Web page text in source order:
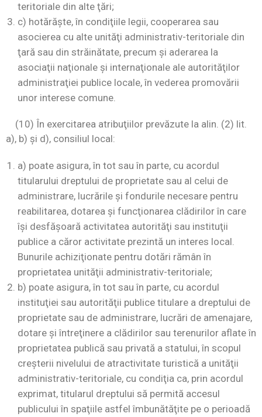
teritoriale din alte ţări;
c) hotărăşte, în condiţiile legii, cooperarea sau
asocierea cu alte unităţi administrativ-teritoriale din
ţară sau din străinătate, precum şi aderarea la
asociaţii naţionale şi internaţionale ale autorităţilor
administraţiei publice locale, în vederea promovării
unor interese comune.
(10) În exercitarea atribuţiilor prevăzute la alin. (2) lit.
a), b) şi d), consiliul local:
a) poate asigura, în tot sau în parte, cu acordul
titularului dreptului de proprietate sau al celui de
administrare, lucrările şi fondurile necesare pentru
reabilitarea, dotarea şi funcţionarea clădirilor în care
îşi desfăşoară activitatea autorităţi sau instituţii
publice a căror activitate prezintă un interes local.
Bunurile achiziţionate pentru dotări rămân în
proprietatea unităţii administrativ-teritoriale;
b) poate asigura, în tot sau în parte, cu acordul
instituţiei sau autorităţii publice titulare a dreptului de
proprietate sau de administrare, lucrări de amenajare,
dotare şi întreţinere a clădirilor sau terenurilor aflate în
proprietatea publică sau privată a statului, în scopul
creşterii nivelului de atractivitate turistică a unităţii
administrativ-teritoriale, cu condiţia ca, prin acordul
exprimat, titularul dreptului să permită accesul
publicului în spaţiile astfel îmbunătăţite pe o perioadă